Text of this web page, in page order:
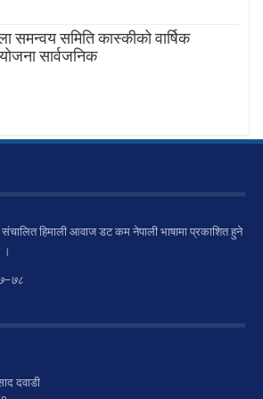
समन्वय समिति कास्कीको वार्षिक
सार्वजनिक
संचालित हिमाली आवाज डट कम नेपाली भाषामा प्रकाशित हुने
।
दवाडी